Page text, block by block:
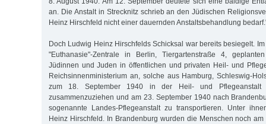
an. Die Anstalt in Strecknitz schrieb an den Jüdischen
Heinz Hirschfeld nicht einer dauernden Anstaltsbehandlung
Doch Ludwig Heinz Hirschfelds Schicksal war bereits besiegelt.
"Euthanasie"-Zentrale in Berlin, Tiergartenstraße 4,
Jüdinnen und Juden in öffentlichen und privaten Heil- und
Reichsinnenministerium an, solche aus Hamburg, Schleswig-
zum 18. September 1940 in der Heil- und Pflegeanstalt
zusammenzuziehen und am 23. September 1940 nach
sogenannte Landes-Pflegeanstalt zu transportieren. Unter
Heinz Hirschfeld. In Brandenburg wurden die Menschen noch